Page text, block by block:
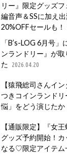
リー』限定グッズ
編音声＆SSに加え
20%OFFセールも！
「B’s-LOG 6月号
ンランドリー』が
た
2026.04.20
【猿飛総司さんイ
つきコインランド
悩」をどう演じたか
【通販限定】『女
グッズ予約開始！
なる♡限定アイテム